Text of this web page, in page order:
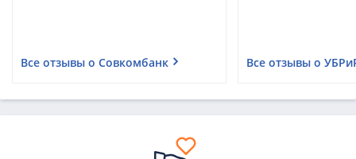
Все отзывы о Совкомбанк Все отзывы о